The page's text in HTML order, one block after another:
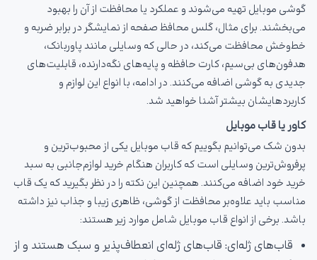
گوشی موبایل تهیه می‌شوند و عملکرد یا محافظت از آن را بهبود
می‌بخشند. برای مثال، گلس محافظ صفحه از نمایشگر در برابر ضربه و
خط‌وخش محافظت می‌کند، در حالی که وسایلی مانند پاوربانک،
هدفون‌های بی‌سیم، کارت حافظه و پایه‌های نگه‌دارنده، قابلیت‌های
جدیدی به گوشی اضافه می‌کنند. در ادامه، با انواع این لوازم و
کاربردهایشان بیشتر آشنا خواهید شد.
کاور یا قاب موبایل
بدون شک می‌توانیم بگوییم که قاب موبایل یکی از محبوب‌ترین و
پرفروش‌ترین وسایلی است که کاربران هنگام خرید لوازم‌جانبی به سبد
خرید خود اضافه می‌کنند. همچنین این نکته را در نظر بگیرید که یک قاب
مناسب باید علاوه‌بر محافظت از گوشی، ظاهری زیبا و جذاب نیز داشته
باشد. برخی از انواع قاب موبایل شامل موارد زیر هستند:
قاب‌های ژله‌ای: قاب‌های ژله‌ای انعطاف‌پذیر و سبک هستند و از